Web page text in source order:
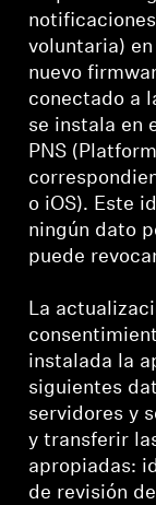
voluntaria)
nuevo
conectado a
se instala en
PNS
o iOS). Este
ningún dato
puede
La
instalada la
siguientes
servidores y
y transferir
apropiadas:
de revisión